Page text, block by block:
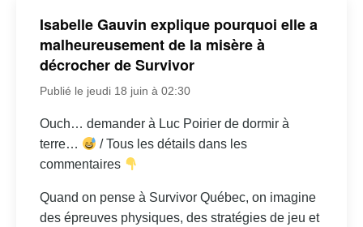
Isabelle Gauvin explique pourquoi elle a
malheureusement de la misère à
décrocher de Survivor
Publié le jeudi 18 juin à 02:30
Ouch… demander à Luc Poirier de dormir à
terre…
/ Tous les détails dans les
commentaires
Quand on pense à Survivor Québec, on imagine
des épreuves physiques, des stratégies de jeu et